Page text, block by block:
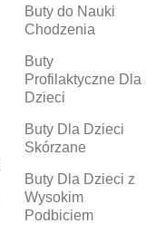
Buty do Nauki
Chodzenia
Buty
Profilaktyczne Dla
Dzieci
Buty Dla Dzieci
Skórzane
Buty Dla Dzieci z
Wysokim
Podbiciem